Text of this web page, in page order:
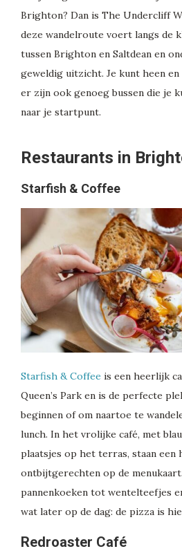
Brighton? Dan is The Undercliff
deze wandelroute voert langs de
tussen Brighton en Saltdean en
geweldig uitzicht. Je kunt heen
er zijn ook genoeg bussen die je
naar je startpunt.
Restaurants in
Starfish & Coffee
Starfish & Coffee is een heerlijk
Queen’s Park en is de perfecte
beginnen of om naartoe te
lunch. In het vrolijke café, met
plaatsjes op het terras, staan een
ontbijtgerechten op de
pannenkoeken tot wentelteefjes
wat later op de dag: de pizza is
Redroaster Café